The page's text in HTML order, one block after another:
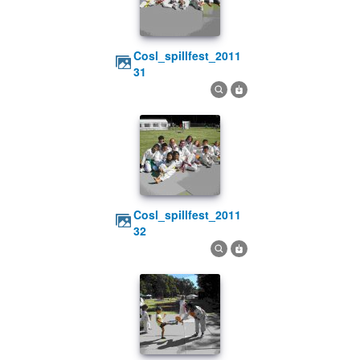
cosl_spillfest_2011
31
cosl_spillfest_2011
32